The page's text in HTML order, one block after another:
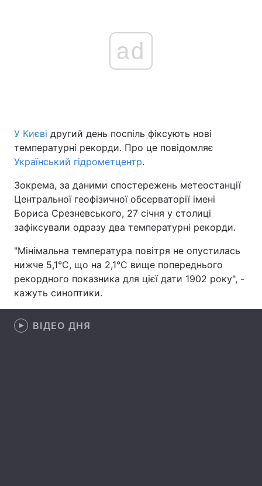
Головна Війна
Україна Політика
Економіка Світ
Техно і зв'язок Лайт
Зброя
Здоров'я
ad
У Києві другий день поспіль фіксують нові
температурні рекорди. Про це повідомляє
Український гідрометцентр.
Зокрема, за даними спостережень метеостанції
Центральної геофізичної обсерваторії імені
Бориса Срезневського, 27 січня у столиці
зафіксували одразу два температурні рекорди.
"Мінімальна температура повітря не опустилась
нижче 5,1°С, що на 2,1°С вище попереднього
рекордного показника для цієї дати 1902 року", -
кажуть синоптики.
ВІДЕО ДНЯ